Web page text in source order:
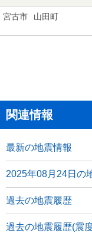
宮古市 山田町
関連情報
最新の地震情報
2025年08月24日の
過去の地震履歴
過去の地震履歴(震